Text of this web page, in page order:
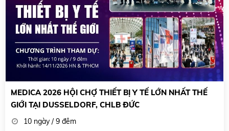
MEDICA 2026 HỘI CHỢ THIẾT BỊ Y TẾ LỚN NHẤT THẾ
GIỚI TẠI DUSSELDORF, CHLB ĐỨC
10 ngày / 9 đêm